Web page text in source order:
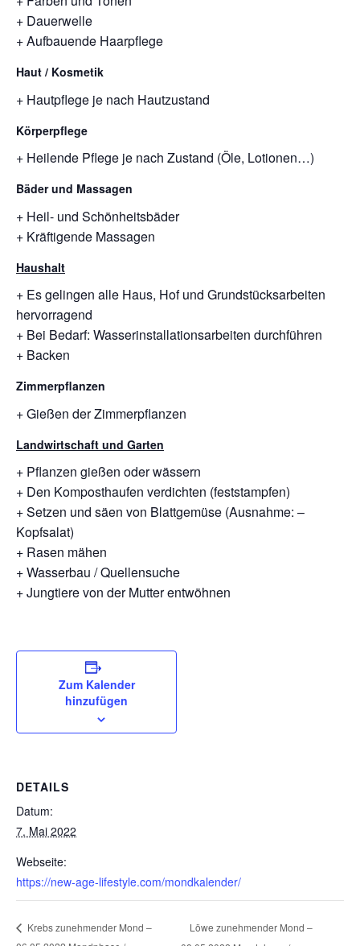
+ Dauerwelle
+ Aufbauende Haarpflege
Haut / Kosmetik
+ Hautpflege je nach Hautzustand
Körperpflege
+ Heilende Pflege je nach Zustand (Öle, Lotionen…)
Bäder und Massagen
+ Heil- und Schönheitsbäder
+ Kräftigende Massagen
Haushalt
+ Es gelingen alle Haus, Hof und Grundstücksarbeiten
hervorragend
+ Bei Bedarf: Wasserinstallationsarbeiten durchführen
+ Backen
Zimmerpflanzen
+ Gießen der Zimmerpflanzen
Landwirtschaft und Garten
+ Pflanzen gießen oder wässern
+ Den Komposthaufen verdichten (feststampfen)
+ Setzen und säen von Blattgemüse (Ausnahme: –
Kopfsalat)
+ Rasen mähen
+ Wasserbau / Quellensuche
+ Jungtiere von der Mutter entwöhnen
Zum Kalender
hinzufügen
DETAILS
Datum:
7. Mai 2022
Webseite:
https://new-age-lifestyle.com/mondkalender/
Krebs zunehmender Mond –
Löwe zunehmender Mond –